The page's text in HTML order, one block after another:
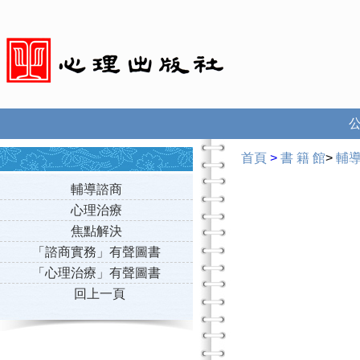
輔導諮商
心理治療
焦點解決
「諮商實務」有聲圖書
「心理治療」有聲圖書
回上一頁
首頁 > 書 籍 館> 輔